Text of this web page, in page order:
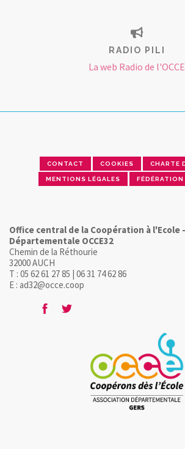
RADIO PILI
La web Radio de l'OCCE
CONTACT COOKIES CHARTE
MENTIONS LÉGALES
Office central de la Coopération à l'Ecole
Départementale OCCE32
Chemin de la Réthourie
32000 AUCH
T : 05 62 61 27 85 | 06 31 74 62 86
E : ad32@occe.coop